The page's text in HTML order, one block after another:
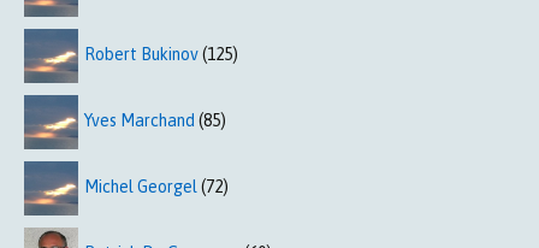
Robert Bukinov(125)
Yves Marchand (85)
Michel Georgel (72)